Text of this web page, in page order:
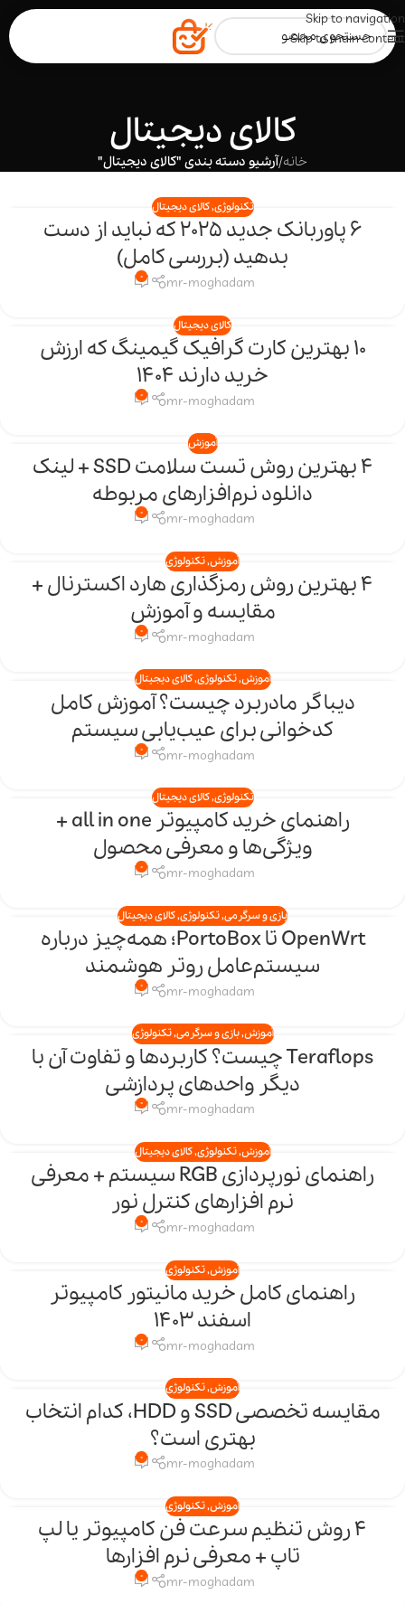
Skip to navigation
Skip to main content
کالای دیجیتال
خانه/آرشیو دسته بندی "کالای دیجیتال"
تکنولوژی,کالای دیجیتال
6 پاوربانک جدید 2025 که نباید از دست
بدهید (بررسی کامل)
mr-moghadam
0
کالای دیجیتال
10 بهترین کارت گرافیک‌ گیمینگ که ارزش
خرید دارند 1404
mr-moghadam
0
14
آموزش
4 بهترین روش تست سلامت SSD + لینک
دانلود نرم‌افزارهای مربوطه
mr-moghadam
0
03
آموزش,تکنولوژی
4 بهترین روش رمزگذاری هارد اکسترنال +
مقایسه و آموزش
mr-moghadam
0
آموزش,تکنولوژی,کالای دیجیتال
دیباگر مادربرد چیست؟ آموزش کامل
کدخوانی برای عیب‌یابی سیستم
mr-moghadam
0
تکنولوژی,کالای دیجیتال
راهنمای خرید کامپیوتر all in one +
ویژگی‌ها و معرفی محصول
mr-moghadam
0
بازی و سرگرمی,تکنولوژی,کالای دیجیتال
OpenWrt تا PortoBox؛ همه‌چیز درباره
سیستم‌عامل روتر هوشمند
mr-moghadam
0
25
آموزش,بازی و سرگرمی,تکنولوژی
Teraflops چیست؟ کاربردها و تفاوت آن با
دیگر واحدهای پردازشی
mr-moghadam
0
15
آموزش,تکنولوژی,کالای دیجیتال
راهنمای نورپردازی RGB سیستم + معرفی
نرم افزارهای کنترل نور
mr-moghadam
0
آموزش,تکنولوژی
راهنمای کامل خرید مانیتور کامپیوتر
اسفند 1403
mr-moghadam
0
28
آموزش,تکنولوژی
مقایسه تخصصی SSD و HDD، کدام انتخاب
بهتری است؟
mr-moghadam
0
آموزش,تکنولوژی
4 روش تنظیم سرعت فن کامپیوتر یا لپ
تاپ + معرفی نرم افزارها
mr-moghadam
0